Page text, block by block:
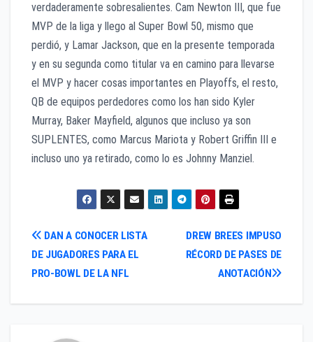
verdaderamente sobresalientes. Cam Newton III, que fue
MVP de la liga y llego al Super Bowl 50, mismo que
perdió, y Lamar Jackson, que en la presente temporada
y en su segunda como titular va en camino para llevarse
el MVP y hacer cosas importantes en Playoffs, el resto,
QB de equipos perdedores como los han sido Kyler
Murray, Baker Mayfield, algunos que incluso ya son
SUPLENTES, como Marcus Mariota y Robert Griffin III e
incluso uno ya retirado, como lo es Johnny Manziel.
Navegación
de
entradas
DREW BREES IMPUSO
RÉCORD DE PASES DE
ANOTACIÓN
DAN A CONOCER LISTA
DE JUGADORES PARA EL
PRO-BOWL DE LA NFL